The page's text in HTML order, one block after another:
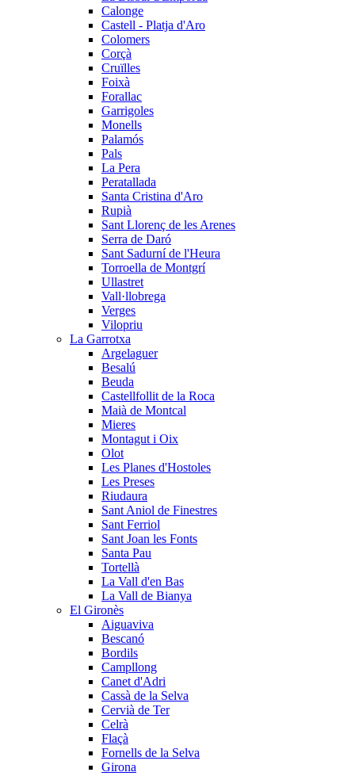
Calonge
Castell - Platja d'Aro
Colomers
Corçà
Cruïlles
Foixà
Forallac
Garrigoles
Monells
Palamós
Pals
La Pera
Peratallada
Santa Cristina d'Aro
Rupià
Sant Llorenç de les Arenes
Serra de Daró
Sant Sadurní de l'Heura
Torroella de Montgrí
Ullastret
Vall·llobrega
Verges
Vilopriu
La Garrotxa
Argelaguer
Besalú
Beuda
Castellfollit de la Roca
Maià de Montcal
Mieres
Montagut i Oix
Olot
Les Planes d'Hostoles
Les Preses
Riudaura
Sant Aniol de Finestres
Sant Ferriol
Sant Joan les Fonts
Santa Pau
Tortellà
La Vall d'en Bas
La Vall de Bianya
El Gironès
Aiguaviva
Bescanó
Bordils
Campllong
Canet d'Adri
Cassà de la Selva
Cervià de Ter
Celrà
Flaçà
Fornells de la Selva
Girona